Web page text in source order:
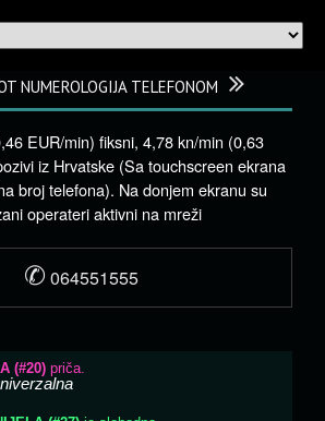
NUMEROLOGIJA TELEFONOM
EUR/min) fiksni, 4,78 kn/min (0,63
iz Hrvatske (Sa touchscreen ekrana
broj telefona). Na donjem ekranu su
operateri aktivni na mreži
✆ 064551555